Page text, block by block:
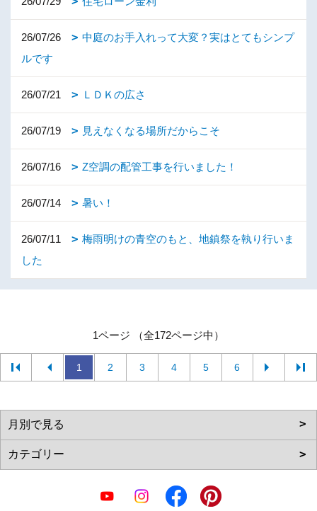
26/07/26
中庭のお手入れって大変？実はとてもシンプ
ルです
26/07/21 ＬＤＫの広さ
26/07/19 見えなくなる場所だからこそ
26/07/16 Z空調の配管工事を行いました！
26/07/14 暑い！
26/07/11
梅雨明けの青空のもと、地鎮祭を執り行いま
した
1ページ （全172ページ中）
1 2 3 4 5 6